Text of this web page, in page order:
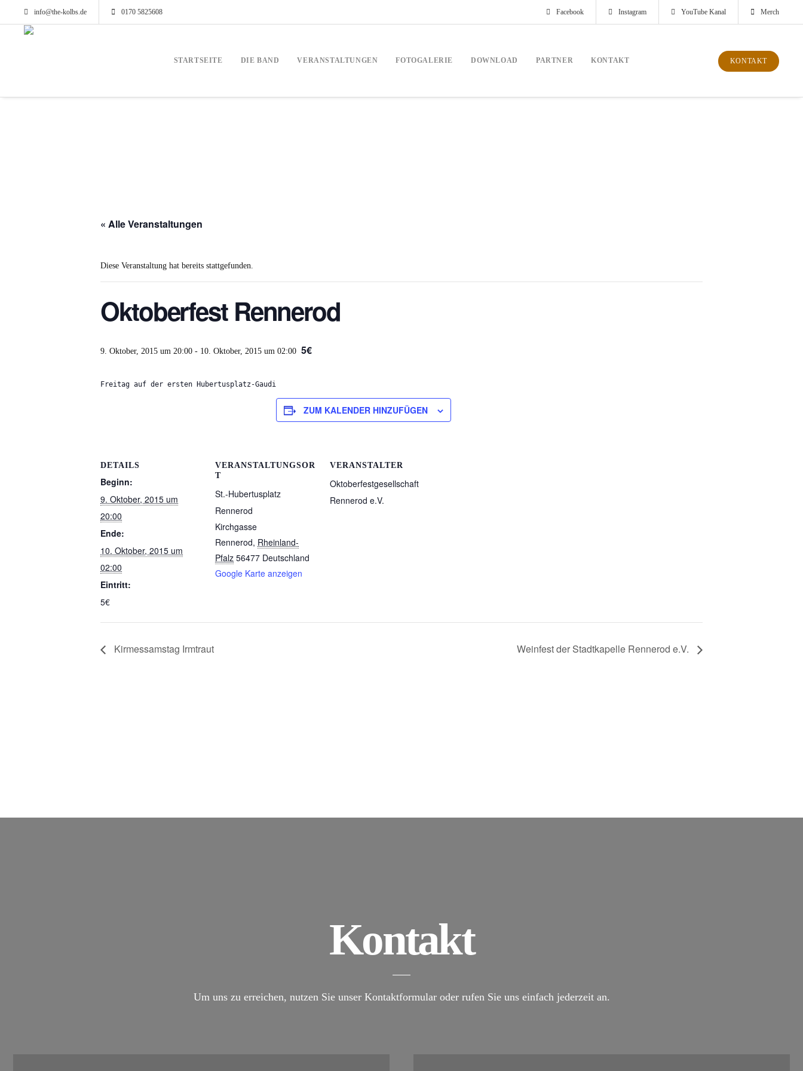
info@the-kolbs.de 0170 5825608 Merch
YouTube Kanal
Instagram
Facebook
STARTSEITE DIE BAND VERANSTALTUNGEN FOTOGALERIE DOWNLOAD PARTNER KONTAKT KONTAKT
« Alle Veranstaltungen
Diese Veranstaltung hat bereits stattgefunden.
Oktoberfest Rennerod
9. Oktober, 2015 um 20:00 - 10. Oktober, 2015 um 02:00 5€
Freitag auf der ersten Hubertusplatz-Gaudi
ZUM KALENDER HINZUFÜGEN
DETAILS
Beginn:
9. Oktober, 2015 um
20:00
Ende:
10. Oktober, 2015 um
02:00
Eintritt:
5€
VERANSTALTUNGSOR
T
St.-Hubertusplatz
Rennerod
Kirchgasse
Rennerod, Rheinland-
Pfalz 56477 Deutschland
Google Karte anzeigen
VERANSTALTER
Oktoberfestgesellschaft
Rennerod e.V.
Kirmessamstag Irmtraut Weinfest der Stadtkapelle Rennerod e.V.
Kontakt
Um uns zu erreichen, nutzen Sie unser Kontaktformular oder rufen Sie uns einfach jederzeit an.